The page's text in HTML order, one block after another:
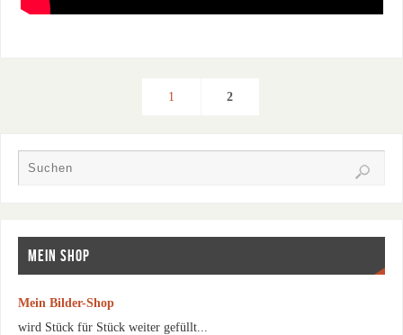
1 2
MEIN SHOP
Mein Bilder-Shop
wird Stück für Stück weiter gefüllt...